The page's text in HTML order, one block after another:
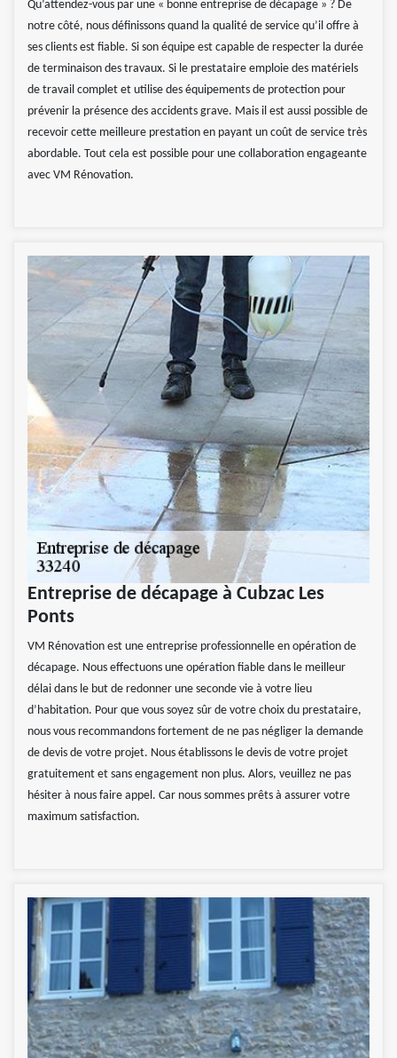
Qu’attendez-vous par une « bonne entreprise de décapage » ? De
notre côté, nous définissons quand la qualité de service qu’il offre à
ses clients est fiable. Si son équipe est capable de respecter la durée
de terminaison des travaux. Si le prestataire emploie des matériels
de travail complet et utilise des équipements de protection pour
prévenir la présence des accidents grave. Mais il est aussi possible de
recevoir cette meilleure prestation en payant un coût de service très
abordable. Tout cela est possible pour une collaboration engageante
avec VM Rénovation.
Entreprise de décapage à Cubzac Les
Ponts
VM Rénovation est une entreprise professionnelle en opération de
décapage. Nous effectuons une opération fiable dans le meilleur
délai dans le but de redonner une seconde vie à votre lieu
d’habitation. Pour que vous soyez sûr de votre choix du prestataire,
nous vous recommandons fortement de ne pas négliger la demande
de devis de votre projet. Nous établissons le devis de votre projet
gratuitement et sans engagement non plus. Alors, veuillez ne pas
hésiter à nous faire appel. Car nous sommes prêts à assurer votre
maximum satisfaction.